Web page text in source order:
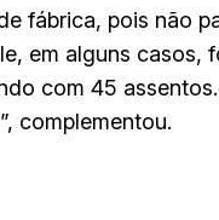
fábrica, pois não
em alguns
com 45
complementou.